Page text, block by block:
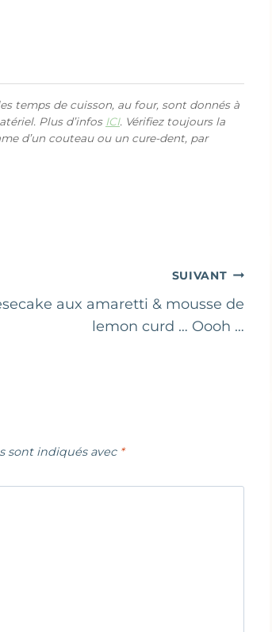
temps de cuisson, au four, sont donnés à
Plus d’infos ICI. Vérifiez toujours la
d’un couteau ou un cure-dent, par
SUIVANT
aux amaretti & mousse de
lemon curd … Oooh …
sont indiqués avec *